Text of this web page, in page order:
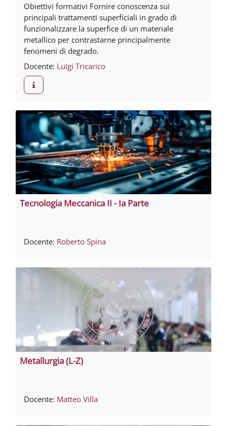
Obiettivi formativi Fornire conoscenza sui
principali trattamenti superficiali in grado di
funzionalizzare la superfice di un materiale
metallico per contrastarne principalmente
fenomeni di degrado.
Docente: Luigi Tricarico
Tecnologia Meccanica II - Ia Parte
Docente: Roberto Spina
Metallurgia (L-Z)
Docente: Matteo Villa